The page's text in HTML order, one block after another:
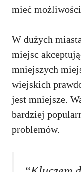
mieć możliwości
W dużych
miejsc
mniejszych
wiejskich
jest mniejsze.
bardziej
problemów.